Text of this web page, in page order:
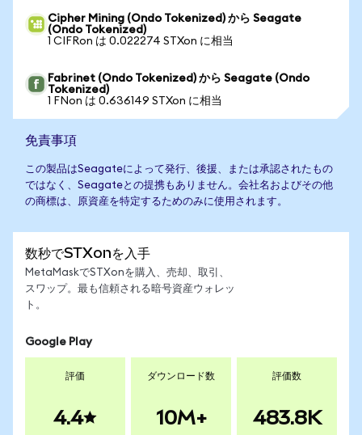
Cipher Mining (Ondo Tokenized) から Seagate
(Ondo Tokenized)
1 CIFRon は 0.022274 STXon に相当
Fabrinet (Ondo Tokenized) から Seagate (Ondo
Tokenized)
1 FNon は 0.636149 STXon に相当
免責事項
この製品はSeagateによって発行、後援、または承認されたもの
ではなく、Seagateとの提携もありません。会社名およびその他
の商標は、原資産を特定するためのみに使用されます。
数秒でSTXonを入手
MetaMaskでSTXonを購入、売却、取引、
スワップ。最も信頼される暗号資産ウォレッ
ト。
Google Play
評価
4.4
ダウンロード数
10M+
評価数
483.8K